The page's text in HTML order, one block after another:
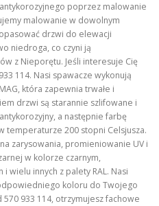
poprzez malowanie
malowanie w dowolnym
drzwi do elewacji
niedroga, co czyni ją
z Nieporętu. Jeśli interesuje Cię
114. Nasi spawacze wykonują
która zapewnia trwałe i
drzwi są starannie szlifowane i
a następnie farbę
temperaturze 200 stopni Celsjusza.
zarysowania, promieniowanie UV i
w kolorze czarnym,
wielu innych z palety RAL. Nasi
koloru do Twojego
933 114, otrzymujesz fachowe